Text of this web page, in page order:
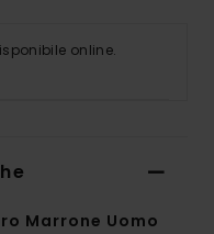
online.
Marrone Uomo